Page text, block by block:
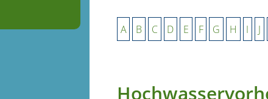
A B C D E F G H I J